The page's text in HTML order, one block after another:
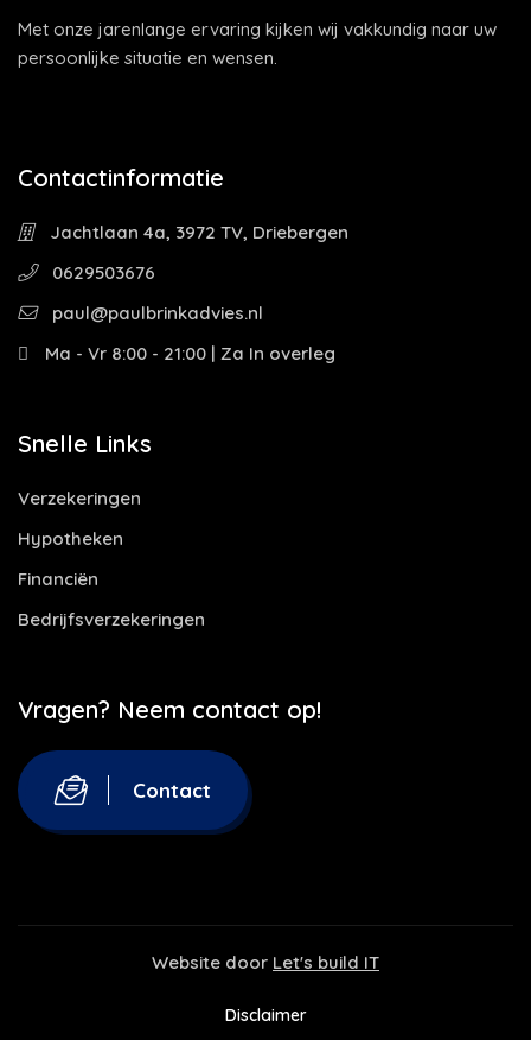
Met onze jarenlange ervaring kijken wij vakkundig naar uw
persoonlijke situatie en wensen.
Contactinformatie
Jachtlaan 4a, 3972 TV, Driebergen
0629503676
paul@paulbrinkadvies.nl
Ma - Vr 8:00 - 21:00 | Za In overleg
Snelle Links
Verzekeringen
Hypotheken
Financiën
Bedrijfsverzekeringen
Vragen? Neem contact op!
Contact
Website door Let's build IT
Disclaimer